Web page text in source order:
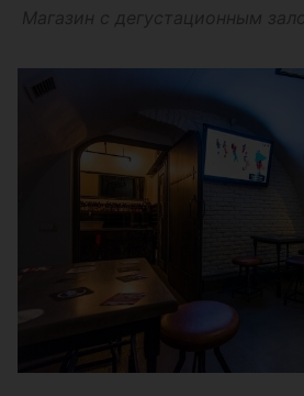
Магазин с дегустационным